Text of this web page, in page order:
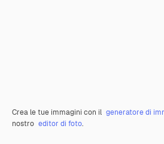
Crea le tue immagini con il generatore di
nostro editor di foto.